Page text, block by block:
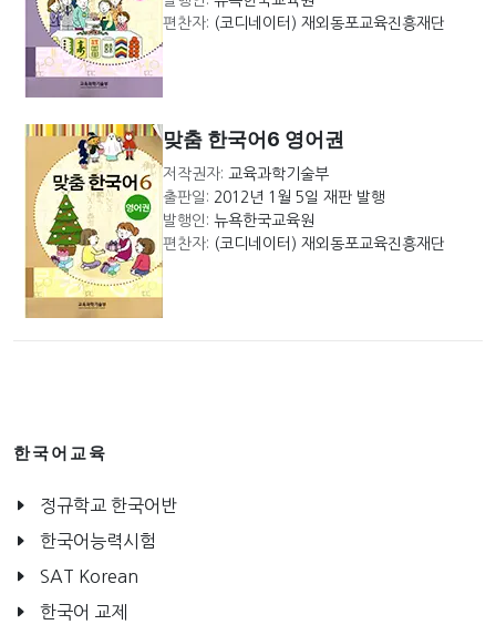
편찬자: (코디네이터) 재외동포교육진흥재단
맞춤 한국어6 영어권
저작권자: 교육과학기술부
출판일: 2012년 1월 5일 재판 발행
발행인: 뉴욕한국교육원
편찬자: (코디네이터) 재외동포교육진흥재단
한국어교육
정규학교 한국어반
한국어능력시험
SAT Korean
한국어 교제